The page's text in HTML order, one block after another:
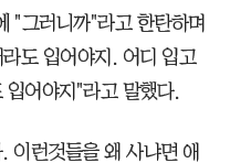
"그러니까"라고 한탄하며
도 입어야지. 어디 입고
입어야지"라고 말했다.
이런것들을 왜 사냐면 애